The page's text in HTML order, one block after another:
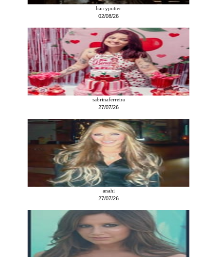
harrypotter
02/08/26
sabrinaferreira
27/07/26
anahi
27/07/26